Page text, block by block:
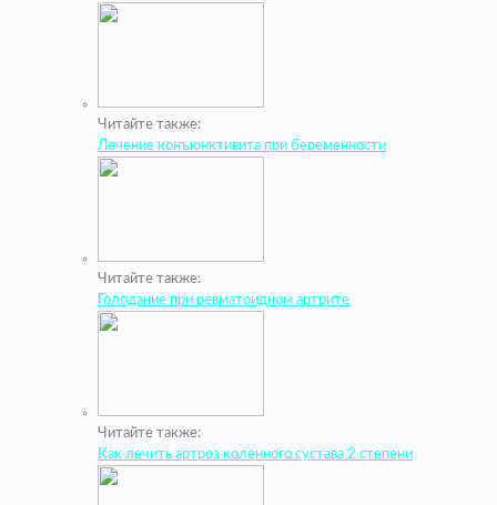
Читайте также:
Лечение конъюнктивита при беременности
Читайте также:
Голодание при ревматоидном артрите
Читайте также:
Как лечить артроз коленного сустава 2 степени